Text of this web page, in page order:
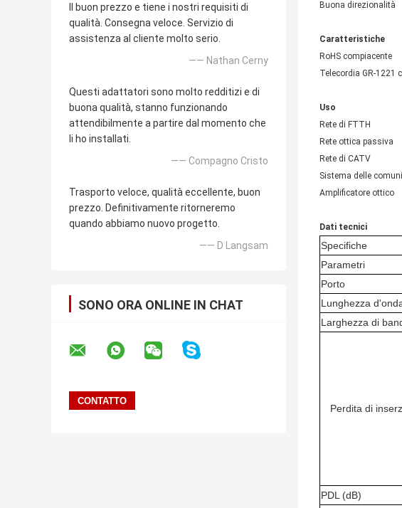
Il buon prezzo e tiene i nostri requisiti di
qualità. Consegna veloce. Servizio di
assistenza al cliente molto serio.
—— Nathan Cerny
Questi adattatori sono molto redditizi e di
buona qualità, stanno funzionando
attendibilmente a partire dal momento che
li ho installati.
—— Compagno Cristo
Trasporto veloce, qualità eccellente, buon
prezzo. Definitivamente ritorneremo
quando abbiamo nuovo progetto.
—— D Langsam
SONO ORA ONLINE IN CHAT
Buona direzionalità
Caratteristiche
RoHS compiacente
Telecordia GR-1221
Uso
Rete di FTTH
Rete ottica passiva
Rete di CATV
Sistema delle
Amplificatore ottico
Dati tecnici
Specifiche
Parametri
Porto
Lunghezza
Larghezza di
Perdita di
PDL (dB)